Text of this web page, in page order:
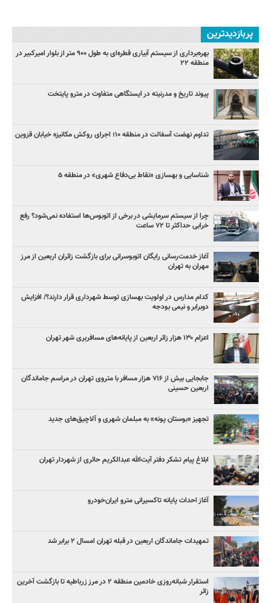
پربازدیدترین
بهره‌برداری از سیستم آبیاری قطره‌ای به طول ۹۰۰ متر از بلوار امیرکبیر در
منطقه ۲۲
پیوند تاریخ و مدرنیته در ایستگاهی متفاوت در مترو پایتخت
تداوم نهضت آسفالت در منطقه ۱۰؛ اجرای روکش مکانیزه خیابان قزوین
شناسایی و بهسازی «نقاط بی‌دفاع شهری» در منطقه ۵
چرا از سیستم سرمایشی در برخی از اتوبوس‌ها استفاده نمی‌شود؟ رفع
خرابی حداکثر تا ۷۲ ساعت
آغاز خدمت‌رسانی رایگان اتوبوسرانی برای بازگشت زائران اربعین از مرز
مهران به تهران
کدام مدارس در اولویت بهسازی توسط شهرداری قرار دارند؟/ افزایش
دوبرابر و نیمی بودجه
اعزام ۱۳۰ هزار زائر اربعین از پایانه‌های مسافربری شهر تهران
جابجایی بیش از ۷۱۶ هزار مسافر با متروی تهران در مراسم جاماندگان
اربعین حسینی
تجهیز «بوستان پونه» به مبلمان شهری و آلاچیق‌های جدید
ابلاغ پیام تشکر دفتر آیت‌الله عبدالکریم حائری از شهردار تهران
آغاز احداث پایانه تاکسیرانی مترو ایران‌خودرو
تمهیدات جاماندگان اربعین در قبله تهران امسال ۲ برابر شد
استقرار شبانه‌روزی خادمین منطقه ۲ در مرز زرباطیه تا بازگشت آخرین
زائر